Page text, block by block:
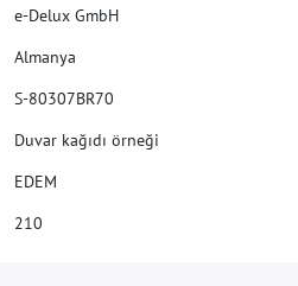
e-Delux GmbH
Almanya
S-80307BR70
Duvar kağıdı örneği
EDEM
210